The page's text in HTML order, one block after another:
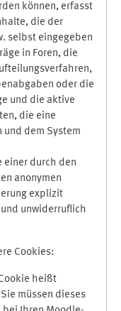
können, erfasst
die der
selbst eingegeben
in Foren, die
oder die
und die aktive
die eine
und dem System
einer durch den
anonymen
explizit
unwiderruflich
Cookies:
heißt
müssen dieses